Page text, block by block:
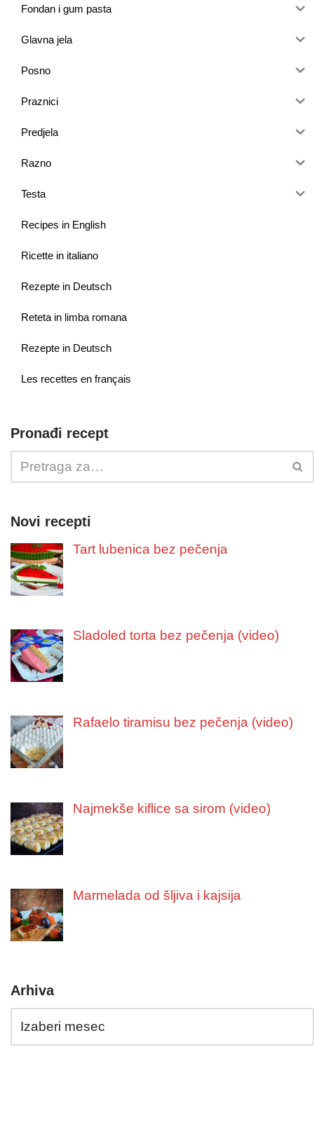
Fondan i gum pasta
Glavna jela
Posno
Praznici
Predjela
Razno
Testa
Recipes in English
Ricette in italiano
Rezepte in Deutsch
Reteta in limba romana
Rezepte in Deutsch
Les recettes en français
Pronađi recept
Novi recepti
Tart lubenica bez pečenja
Sladoled torta bez pečenja (video)
Rafaelo tiramisu bez pečenja (video)
Najmekše kiflice sa sirom (video)
Marmelada od šljiva i kajsija
Arhiva